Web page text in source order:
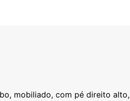
mobiliado, com pé direito alto,